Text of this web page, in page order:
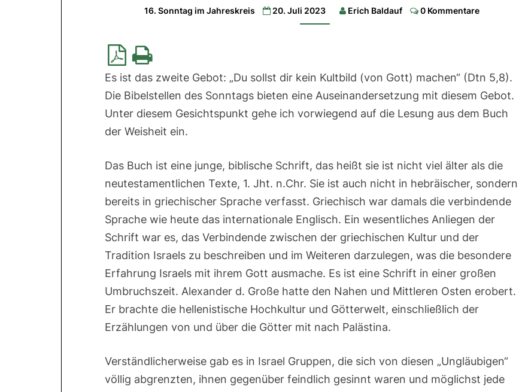
12,13.16-
Evangelium:
13,24-
16. Sonntag im Jahreskreis 20. Juli 2023 Erich Baldauf Comments
0 Kommentare
Es ist das zweite Gebot: „Du sollst dir kein Kultbild (von Gott) machen“ (Dtn 5,8).
Die Bibelstellen des Sonntags bieten eine Auseinandersetzung mit diesem Gebot.
Unter diesem Gesichtspunkt gehe ich vorwiegend auf die Lesung aus dem Buch
der Weisheit ein.
Das Buch ist eine junge, biblische Schrift, das heißt sie ist nicht viel älter als die
neutestamentlichen Texte, 1. Jht. n.Chr. Sie ist auch nicht in hebräischer, sondern
bereits in griechischer Sprache verfasst. Griechisch war damals die verbindende
Sprache wie heute das internationale Englisch. Ein wesentliches Anliegen der
Schrift war es, das Verbindende zwischen der griechischen Kultur und der
Tradition Israels zu beschreiben und im Weiteren darzulegen, was die besondere
Erfahrung Israels mit ihrem Gott ausmache. Es ist eine Schrift in einer großen
Umbruchszeit. Alexander d. Große hatte den Nahen und Mittleren Osten erobert.
Er brachte die hellenistische Hochkultur und Götterwelt, einschließlich der
Erzählungen von und über die Götter mit nach Palästina.
Verständlicherweise gab es in Israel Gruppen, die sich von diesen „Ungläubigen“
völlig abgrenzten, ihnen gegenüber feindlich gesinnt waren und möglichst jede